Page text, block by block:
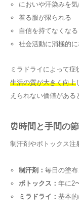
においや汗染みを
着る服が限られる
自信を持てなくなる
社会活動に消極的に
ミラドライによって症
生活の質が大きく向上
えられない価値がある
⏰時間と手間の
制汗剤やボトックス注
制汗剤： 毎日の塗
ボトックス： 年に2
ミラドライ： 基本